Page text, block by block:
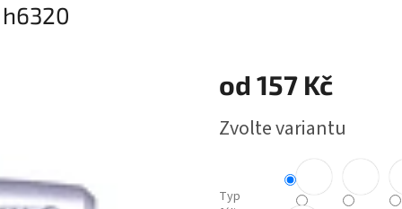
od 157 Kč
cena:
Zvolte variantu
Typ